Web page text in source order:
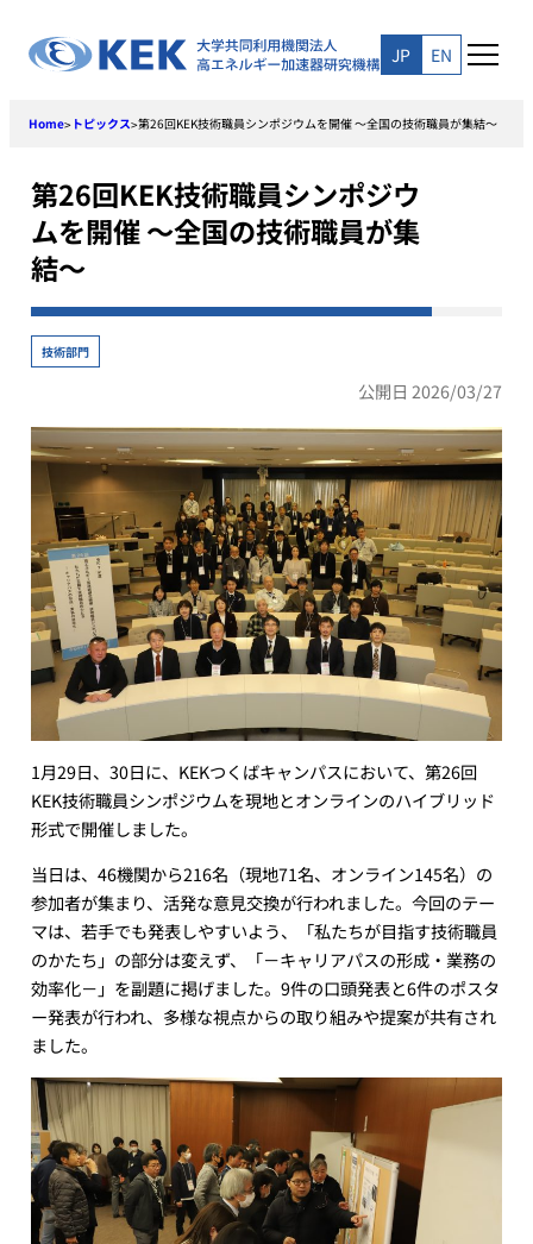
content
JP EN
Home> トピックス>第26回KEK技術職員シンポジウムを開催 ～全国の技術職員が集結～
第26回KEK技術職員シンポジウ
ムを開催 ～全国の技術職員が集
結～
技術部門
公開日 2026/03/27
1月29日、30日に、KEKつくばキャンパスにおいて、第26回
KEK技術職員シンポジウムを現地とオンラインのハイブリッド
形式で開催しました。
当日は、46機関から216名（現地71名、オンライン145名）の
参加者が集まり、活発な意見交換が行われました。今回のテー
マは、若手でも発表しやすいよう、「私たちが目指す技術職員
のかたち」の部分は変えず、「－キャリアパスの形成・業務の
効率化－」を副題に掲げました。9件の口頭発表と6件のポスタ
ー発表が行われ、多様な視点からの取り組みや提案が共有され
ました。